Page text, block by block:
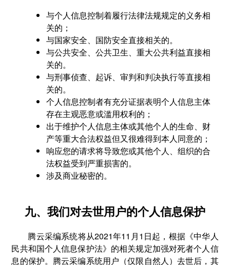
与个人信息控制着履行法律法规规定的义务相
关的；
与国家安全、国防安全直接相关的。
与公共安全、公共卫生、重大公共利益直接相
关的。
与刑事侦查、起诉、审判和判决执行等直接相
关的。
个人信息控制者有充分证据表明个人信息主体
存在主观恶意或滥用权利的；
出于维护个人信息主体或其他个人的生命、财
产等重大合法权益但又很难得到本人同意的；
响应您的请求将导致您或其他个人、组织的合
法权益受到严重损害的。
涉及商业秘密的。
九、我们对去世用户的个人信息保护
腾云采编系统将从2021年11月1日起，根据《中华人
民共和国个人信息保护法》的相关规定加强对死者个人信
息的保护。腾云采编系统用户（仅限自然人）去世后，其